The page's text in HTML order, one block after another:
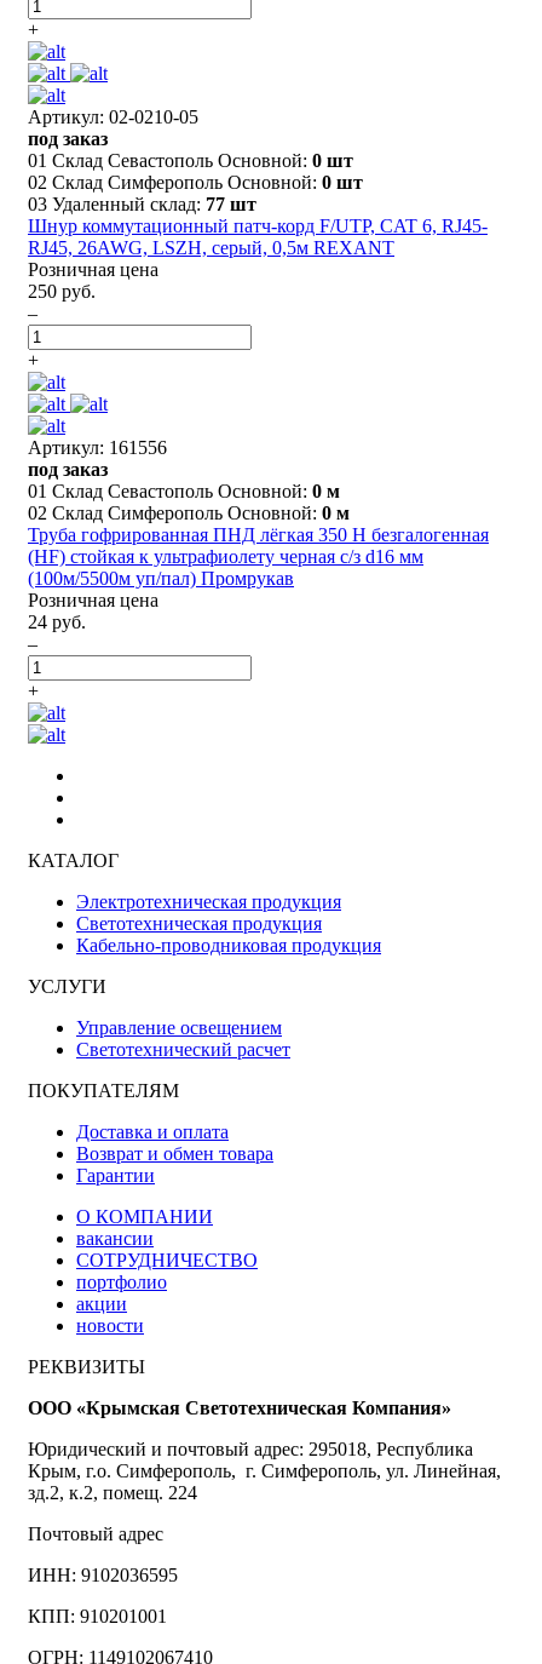
+
Артикул: 02-0210-05
под заказ
01 Склад Севастополь Основной: 0 шт
02 Склад Симферополь Основной: 0 шт
03 Удаленный склад: 77 шт
Шнур коммутационный патч-корд F/UTP, CAT 6, RJ45-
RJ45, 26AWG, LSZH, серый, 0,5м REXANT
Розничная цена
250 руб.
–
+
Артикул: 161556
под заказ
01 Склад Севастополь Основной: 0 м
02 Склад Симферополь Основной: 0 м
Труба гофрированная ПНД лёгкая 350 Н безгалогенная
(HF) стойкая к ультрафиолету черная с/з d16 мм
(100м/5500м уп/пал) Промрукав
Розничная цена
24 руб.
–
+
КАТАЛОГ
Электротехническая продукция
Светотехническая продукция
Кабельно-проводниковая продукция
УСЛУГИ
Управление освещением
Светотехнический расчет
ПОКУПАТЕЛЯМ
Доставка и оплата
Возврат и обмен товара
Гарантии
О КОМПАНИИ
вакансии
СОТРУДНИЧЕСТВО
портфолио
акции
новости
РЕКВИЗИТЫ
ООО «Крымская Светотехническая Компания»
Юридический и почтовый адрес: 295018, Республика
Крым, г.о. Симферополь, г. Симферополь, ул. Линейная,
зд.2, к.2, помещ. 224
Почтовый адрес
ИНН: 9102036595
КПП: 910201001
ОГРН: 1149102067410